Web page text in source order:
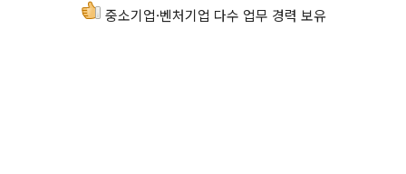
중소기업·벤처기업 다수 업무 경력 보유